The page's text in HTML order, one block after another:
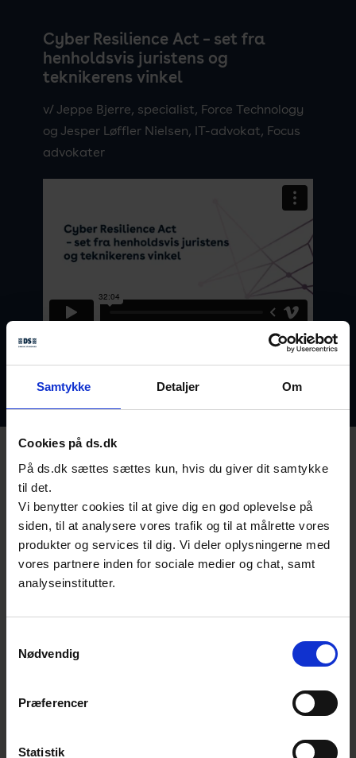
Samtykke Detaljer Om
Cookies på ds.dk
På ds.dk sættes sættes kun, hvis du giver dit samtykke
til det.
Vi benytter cookies til at give dig en god oplevelse på
siden, til at analysere vores trafik og til at målrette vores
produkter og services til dig. Vi deler oplysningerne med
vores partnere inden for sociale medier og chat, samt
analyseinstitutter.
Nødvendig
Præferencer
Statistik
Cyber Resilience Act – set fra
henholdsvis juristens og
teknikerens vinkel
v/ Jeppe Bjerre, specialist, Force Technology
og Jesper Løffler Nielsen, IT-advokat, Focus
advokater
Sådan styrker virksomheder deres
modstandsdygtighed
v/ Tobias Uhd, konsulent, Teknologisk Institut
og Tomas Lundstrøm, konsulent, Dansk
Standard